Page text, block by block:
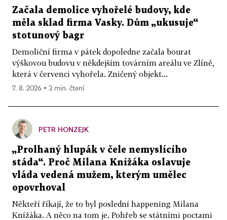
Začala demolice vyhořelé budovy, kde
měla sklad firma Vasky. Dům „ukusuje“
stotunový bagr
Demoliční firma v pátek dopoledne začala bourat
výškovou budovu v někdejším továrním areálu ve Zlíně,
která v červenci vyhořela. Zničený objekt...
7. 8. 2026 ▪ 3 min. čtení
PETR HONZEJK
„Prolhaný hlupák v čele nemyslícího
stáda“. Proč Milana Knížáka oslavuje
vláda vedená mužem, kterým umělec
opovrhoval
Někteří říkají, že to byl poslední happening Milana
Knížáka. A něco na tom je. Pohřeb se státními poctami